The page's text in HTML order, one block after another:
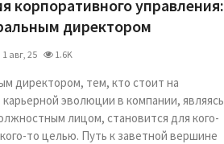
корпоративного управления:
директором
1 авг, 25 1.6K
директором, тем, кто стоит на
эволюции в компании, являясь
лицом, становится для кого-
то целью. Путь к заветной вершине